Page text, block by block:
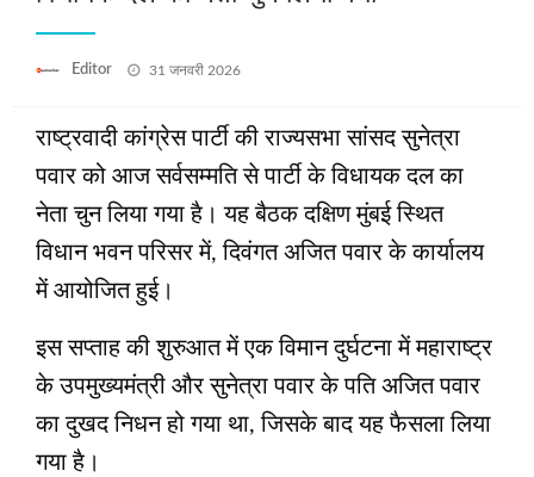
Editor
Posted
31 जनवरी 2026
राष्ट्रवादी कांग्रेस पार्टी की राज्यसभा सांसद सुनेत्रा
पवार को आज सर्वसम्मति से पार्टी के विधायक दल का
नेता चुन लिया गया है। यह बैठक दक्षिण मुंबई स्थित
विधान भवन परिसर में, दिवंगत अजित पवार के कार्यालय
में आयोजित हुई।
इस सप्ताह की शुरुआत में एक विमान दुर्घटना में महाराष्ट्र
के उपमुख्यमंत्री और सुनेत्रा पवार के पति अजित पवार
का दुखद निधन हो गया था, जिसके बाद यह फैसला लिया
गया है।